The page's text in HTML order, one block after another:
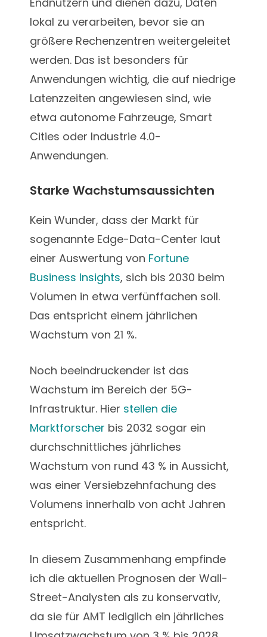
lokal zu verarbeiten, bevor sie an
größere Rechenzentren weitergeleitet
werden. Das ist besonders für
Anwendungen wichtig, die auf niedrige
Latenzzeiten angewiesen sind, wie
etwa autonome Fahrzeuge, Smart
Cities oder Industrie 4.0-
Anwendungen.
Starke Wachstumsaussichten
Kein Wunder, dass der Markt für
sogenannte Edge-Data-Center laut
einer Auswertung von Fortune
Business Insights, sich bis 2030 beim
Volumen in etwa verfünffachen soll.
Das entspricht einem jährlichen
Wachstum von 21 %.
Noch beeindruckender ist das
Wachstum im Bereich der 5G-
Infrastruktur. Hier stellen die
Marktforscher bis 2032 sogar ein
durchschnittliches jährliches
Wachstum von rund 43 % in Aussicht,
was einer Versiebzehnfachung des
Volumens innerhalb von acht Jahren
entspricht.
In diesem Zusammenhang empfinde
ich die aktuellen Prognosen der Wall-
Street-Analysten als zu konservativ,
da sie für AMT lediglich ein jährliches